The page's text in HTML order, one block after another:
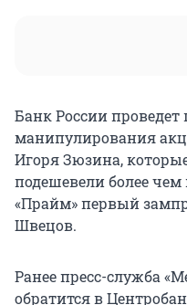
Банк России
манипулирования
Игоря Зюзина,
подешевели более чем
«Прайм» первый
Швецов.
Ранее пресс-служба
обратится в